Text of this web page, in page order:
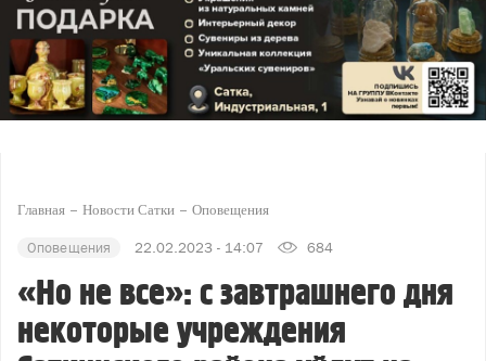
Главная Новости Сатки Оповещения
Оповещения 22.02.2023 - 14:07 684
«Но не все»: с завтрашнего дня
некоторые учреждения